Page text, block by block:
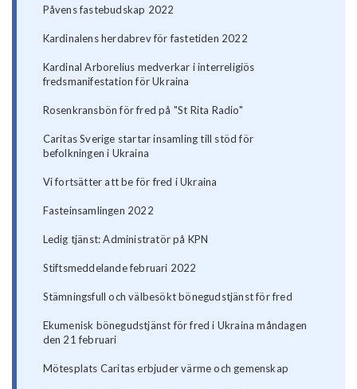
Påvens fastebudskap 2022
Kardinalens herdabrev för fastetiden 2022
Kardinal Arborelius medverkar i interreligiös
fredsmanifestation för Ukraina
Rosenkransbön för fred på "St Rita Radio"
Caritas Sverige startar insamling till stöd för
befolkningen i Ukraina
Vi fortsätter att be för fred i Ukraina
Fasteinsamlingen 2022
Ledig tjänst: Administratör på KPN
Stiftsmeddelande februari 2022
Stämningsfull och välbesökt bönegudstjänst för fred
Ekumenisk bönegudstjänst för fred i Ukraina måndagen
den 21 februari
Mötesplats Caritas erbjuder värme och gemenskap